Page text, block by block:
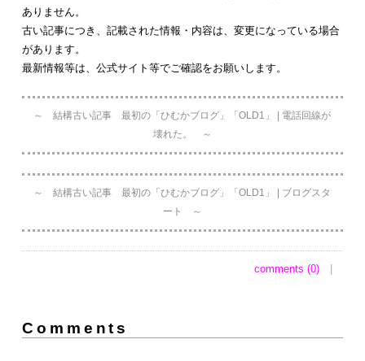
ありません。
古い記事につき、記載された情報・内容は、変更になっている場合
があります。
最新情報等は、公式サイト等でご確認をお願いします。
～ 結構古い記事 最初の「ひむかブログ」「OLD1」 | 電話回線が
壊れた。 ～
～ 結構古い記事 最初の「ひむかブログ」「OLD1」 | ブログスタ
ート ～
comments (0)|
Comments